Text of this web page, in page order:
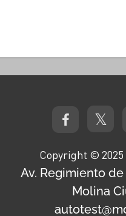
Copyright ©
Av. Regimiento
Molina